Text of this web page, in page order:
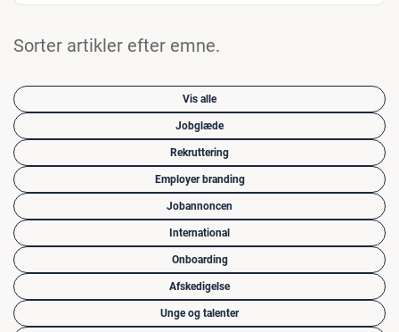
Sorter artikler efter emne.
Vis alle
Jobglæde
Rekruttering
Employer branding
Jobannoncen
International
Onboarding
Afskedigelse
Unge og talenter